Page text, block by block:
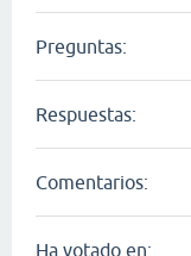
Preguntas:
Respuestas:
Comentarios:
Ha votado en: